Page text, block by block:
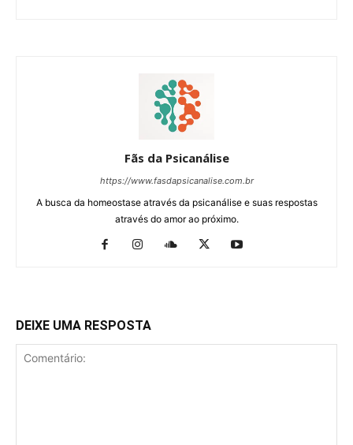
Fãs da Psicanálise
https://www.fasdapsicanalise.com.br
A busca da homeostase através da psicanálise e suas respostas
através do amor ao próximo.
DEIXE UMA RESPOSTA